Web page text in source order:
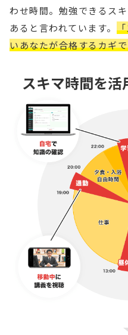
わせ時間。勉強できるス
あると言われています。
いあなたが合格するカギ
スキマ時間を